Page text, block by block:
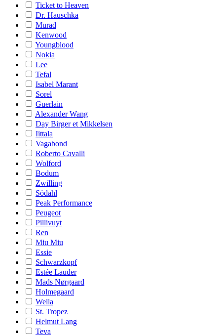
Ticket to Heaven
Dr. Hauschka
Murad
Kenwood
Youngblood
Nokia
Lee
Tefal
Isabel Marant
Sorel
Guerlain
Alexander Wang
Day Birger et Mikkelsen
Iittala
Vagabond
Roberto Cavalli
Wolford
Bodum
Zwilling
Södahl
Peak Performance
Peugeot
Pillivuyt
Ren
Miu Miu
Essie
Schwarzkopf
Estée Lauder
Mads Nørgaard
Holmegaard
Wella
St. Tropez
Helmut Lang
Teva